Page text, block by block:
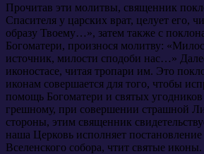
Прочитав эти молитвы, священник
Спасителя у царских врат, целует его,
образу Твоему…», затем также с
Богоматери, произнося молитву:
источник, милости сподоби нас…»
иконостасе, читая тропари им. Это
иконам совершается для того, чтобы
помощь Богоматери и святых
грешному, при совершении страшной
стороны, этим священник
наша Церковь исполняет
Вселенского собора, чтит святые иконы.